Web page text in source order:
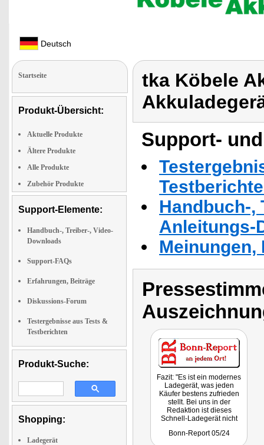
Deutsch
Startseite
Produkt-Übersicht:
Aktuelle Produkte
Ältere Produkte
Alle Produkte
Zubehör Produkte
Support-Elemente:
Handbuch-, Treiber-, Video-
Downloads
Support-FAQs
Erfahrungen, Beiträge
Diskussions-Forum
Testergebnisse aus Tests &
Testberichten
Produkt-Suche:
Shopping:
Ladegerät
tka Köbele
Support-
Handbuch-,
Anleitungs-
Fazit: "Es ist ein modernes
Ladegerät, was jeden
Käufer bestens zufrieden
stellt. Bei uns in der
Redaktion ist dieses
Schnell-Ladegerät nicht
bei Urlaubsreisen sollte
Bonn-Report 05/24